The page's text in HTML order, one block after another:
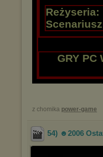
Reżyseria:
GRY PC
z chomika power-game
54) ☻2006